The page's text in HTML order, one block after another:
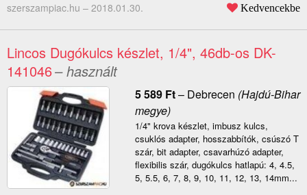
szerszampiac.hu – 2018.01.30. Kedvencekbe
Lincos Dugókulcs készlet, 1/4", 46db-os DK-
141046– használt
5 589 Ft– Debrecen (Hajdú-Bihar
megye)
1/4" krova készlet, imbusz kulcs,
csuklós adapter, hosszabbítók, csúszó T
szár, bit adapter, csavarhúzó adapter,
flexibilis szár, dugókulcs hatlapú: 4, 4.5,
5, 5.5, 6, 7, 8, 9, 10, 11, 12, 13, 14mm...